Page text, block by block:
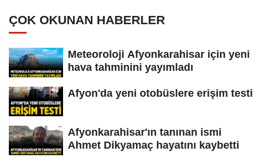
ÇOK OKUNAN HABERLER
Meteoroloji Afyonkarahisar için yeni
hava tahminini yayımladı
Afyon'da yeni otobüslere erişim testi
Afyonkarahisar'ın tanınan ismi
Ahmet Dikyamaç hayatını kaybetti